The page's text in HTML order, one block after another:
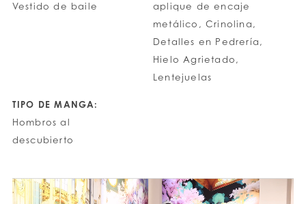
Vestido de baile
aplique de encaje
metálico, Crinolina,
Detalles en Pedrería,
Hielo Agrietado,
Lentejuelas
TIPO DE MANGA:
Hombros al
descubierto
PAUSE AUTOPLAY
PREVIOUS SLIDE
NEXT SLIDE